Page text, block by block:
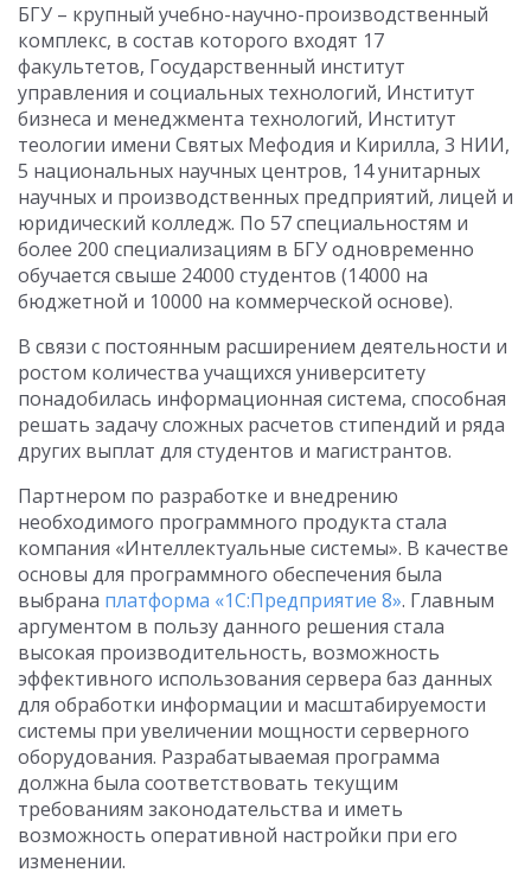
БГУ – крупный учебно-научно-производственный
комплекс, в состав которого входят 17
факультетов, Государственный институт
управления и социальных технологий, Институт
бизнеса и менеджмента технологий, Институт
теологии имени Святых Мефодия и Кирилла, 3 НИИ,
5 национальных научных центров, 14 унитарных
научных и производственных предприятий, лицей и
юридический колледж. По 57 специальностям и
более 200 специализациям в БГУ одновременно
обучается свыше 24000 студентов (14000 на
бюджетной и 10000 на коммерческой основе).
В связи с постоянным расширением деятельности и
ростом количества учащихся университету
понадобилась информационная система, способная
решать задачу сложных расчетов стипендий и ряда
других выплат для студентов и магистрантов.
Партнером по разработке и внедрению
необходимого программного продукта стала
компания «Интеллектуальные системы». В качестве
основы для программного обеспечения была
выбрана платформа «1С:Предприятие 8». Главным
аргументом в пользу данного решения стала
высокая производительность, возможность
эффективного использования сервера баз данных
для обработки информации и масштабируемости
системы при увеличении мощности серверного
оборудования. Разрабатываемая программа
должна была соответствовать текущим
требованиям законодательства и иметь
возможность оперативной настройки при его
изменении.